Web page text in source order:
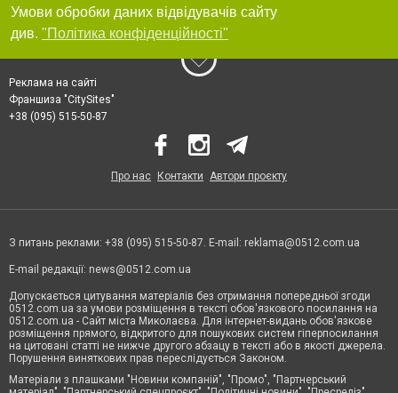
Умови обробки даних відвідувачів сайту
див. "Політика конфіденційності"
Реклама на сайті
Франшиза "CitySites"
+38 (095) 515-50-87
Про нас Контакти Автори проєкту
З питань реклами: +38 (095) 515-50-87. E-mail: reklama@0512.com.ua
E-mail редакції: news@0512.com.ua
Допускається цитування матеріалів без отримання попередньої згоди
0512.com.ua за умови розміщення в тексті обов'язкового посилання на
0512.com.ua - Сайт міста Миколаєва. Для інтернет-видань обов'язкове
розміщення прямого, відкритого для пошукових систем гіперпосилання
на цитовані статті не нижче другого абзацу в тексті або в якості джерела.
Порушення виняткових прав переслідується Законом.
Матеріали з плашками "Новини компаній", "Промо", "Партнерський